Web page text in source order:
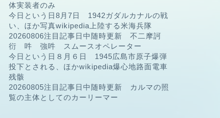
体実装者のみ
今日という日8月7日 1942ガダルカナルの戦
い、ほか写真wikipedia上陸する米海兵隊
20260806注目記事日中随時更新 不二摩訶
衍 吽 強吽 スムースオペレーター
今日という日８月６日 1945広島市原子爆弾
投下とされる、ほかwikipedia爆心地路面電車
残骸
20260805注目記事日中随時更新 カルマの照
覧の主体としてのカーリーマー